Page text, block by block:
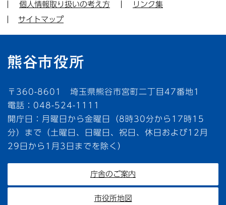
個人情報取り扱いの考え方
リンク集
サイトマップ
〒360-8601 埼玉県熊谷市宮町二丁目47番地1
電話：048-524-1111
開庁日：月曜日から金曜日（8時30分から17時15
分）まで（土曜日、日曜日、祝日、休日および12月
29日から1月3日までを除く）
庁舎のご案内
市役所地図